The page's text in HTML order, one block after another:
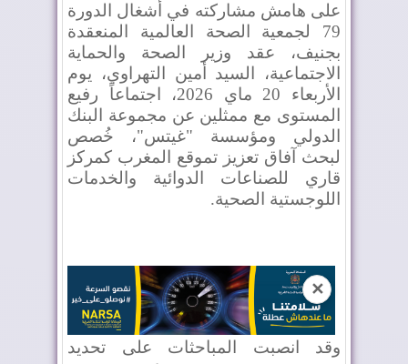
على هامش مشاركته في أشغال الدورة
79 لجمعية الصحة العالمية المنعقدة
بجنيف، عقد وزير الصحة والحماية
الاجتماعية، السيد أمين التهراوي، يوم
الأربعاء 20 ماي 2026، اجتماعاً رفيع
المستوى مع ممثلين عن مجموعة البنك
الدولي ومؤسسة "غيتس"، خُصص
لبحث آفاق تعزيز تموقع المغرب كمركز
قاري للصناعات الدوائية والخدمات
اللوجستية الصحية.
✕
وقد انصبت المباحثات على تحديد